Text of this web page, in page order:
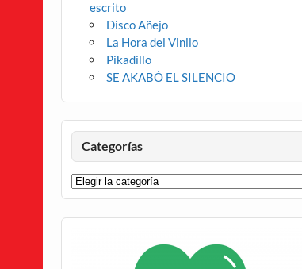
escrito
Disco Añejo
La Hora del Vinilo
Pikadillo
SE AKABÓ EL SILENCIO
Categorías
Categorías